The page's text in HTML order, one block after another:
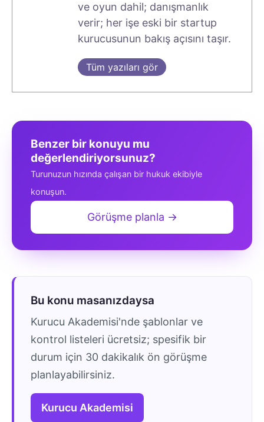
ve oyun dahil; danışmanlık
verir; her işe eski bir startup
kurucusunun bakış açısını taşır.
Tüm yazıları gör
Benzer bir konuyu mu
değerlendiriyorsunuz?
Turunuzun hızında çalışan bir hukuk ekibiyle
konuşun.
Görüşme planla →
Bu konu masanızdaysa
Kurucu Akademisi'nde şablonlar ve
kontrol listeleri ücretsiz; spesifik bir
durum için 30 dakikalık ön görüşme
planlayabilirsiniz.
Kurucu Akademisi